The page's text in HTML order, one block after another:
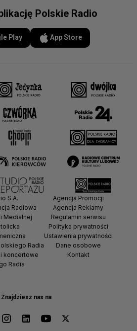
Polskie Radio
Play App Store
Znajdziesz nas na
S.A.
Radiowa
Medialnej
Radia
koncertowe
Radia
Agencja Promocji
Agencja Reklamy
Regulamin serwisu
Polityka prywatności
Ustawienia prywatności
Dane osobowe
Kontakt